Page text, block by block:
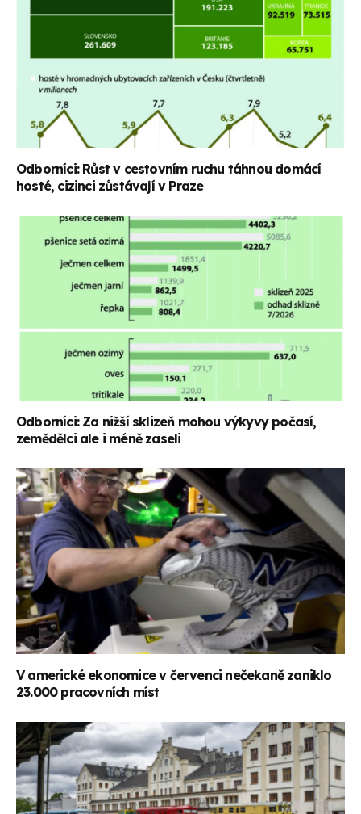
Odborníci: Růst v cestovním ruchu táhnou domácí
hosté, cizinci zůstávají v Praze
Odborníci: Za nižší sklizeň mohou výkyvy počasí,
zemědělci ale i méně zaseli
V americké ekonomice v červenci nečekaně zaniklo
23.000 pracovních míst